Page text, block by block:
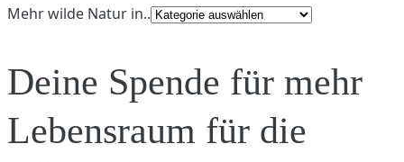
Mehr wilde Natur in..
Deine Spende für mehr
Lebensraum für die